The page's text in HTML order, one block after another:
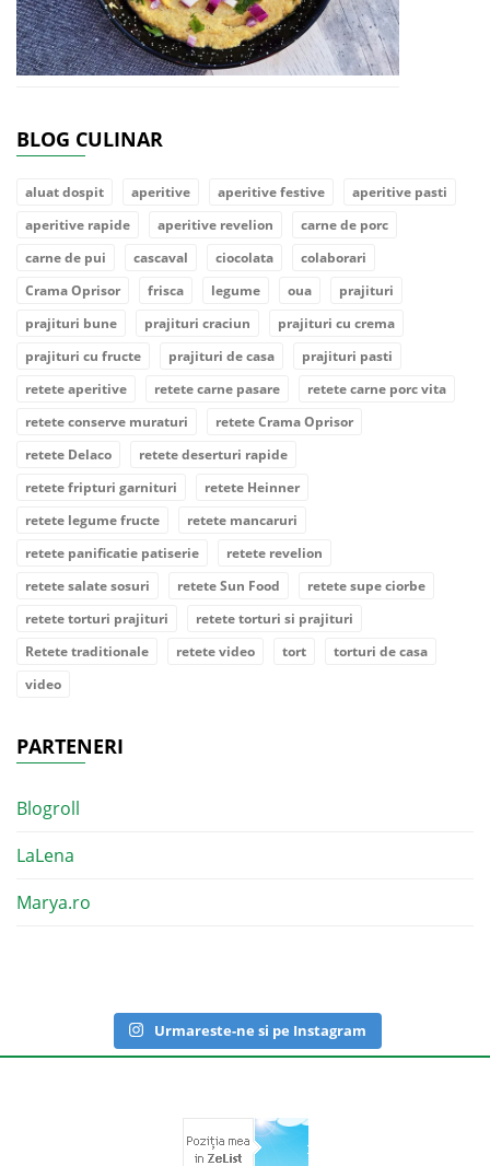
BLOG CULINAR
aluat dospit aperitive aperitive festive
aperitive pasti
aperitive rapide
aperitive revelion
carne de porc
carne de pui
cascaval ciocolata
colaborari
Crama Oprisor
frisca legume oua
prajituri
prajituri bune
prajituri craciun
prajituri cu crema
prajituri cu fructe
prajituri de casa
prajituri pasti
retete aperitive
retete carne pasare
retete carne porc vita
retete conserve muraturi
retete Crama Oprisor
retete Delaco
retete deserturi rapide
retete fripturi garnituri
retete Heinner
retete legume fructe
retete mancaruri
retete panificatie patiserie
retete revelion
retete salate sosuri
retete Sun Food
retete supe ciorbe
retete torturi prajituri
retete torturi si prajituri
Retete traditionale
retete video tort
torturi de casa
video
PARTENERI
Blogroll
LaLena
Marya.ro
Urmareste-ne si pe Instagram